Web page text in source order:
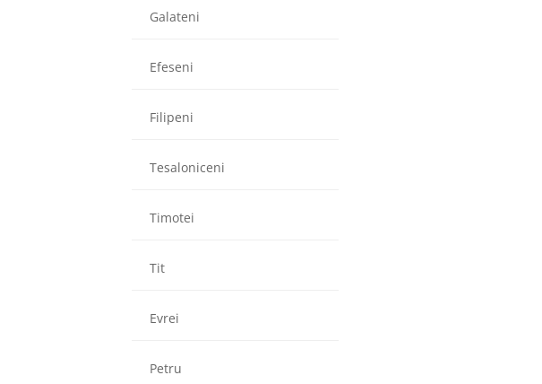
Galateni
Efeseni
Filipeni
Tesaloniceni
Timotei
Tit
Evrei
Petru